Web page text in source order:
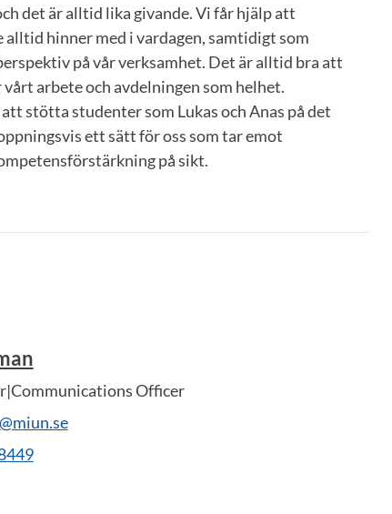
det är alltid lika givande. Vi får hjälp att
hinner med i vardagen, samtidigt som
på vår verksamhet. Det är alltid bra att
arbete och avdelningen som helhet.
stötta studenter som Lukas och Anas på det
ett sätt för oss som tar emot
på sikt.
Officer